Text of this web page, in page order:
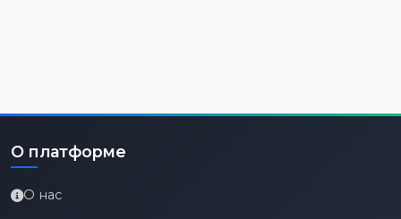
О платформе
О нас